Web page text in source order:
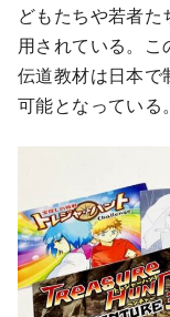
どもたちや若者
用されている。こ
伝道教材は日本で
可能となっている。